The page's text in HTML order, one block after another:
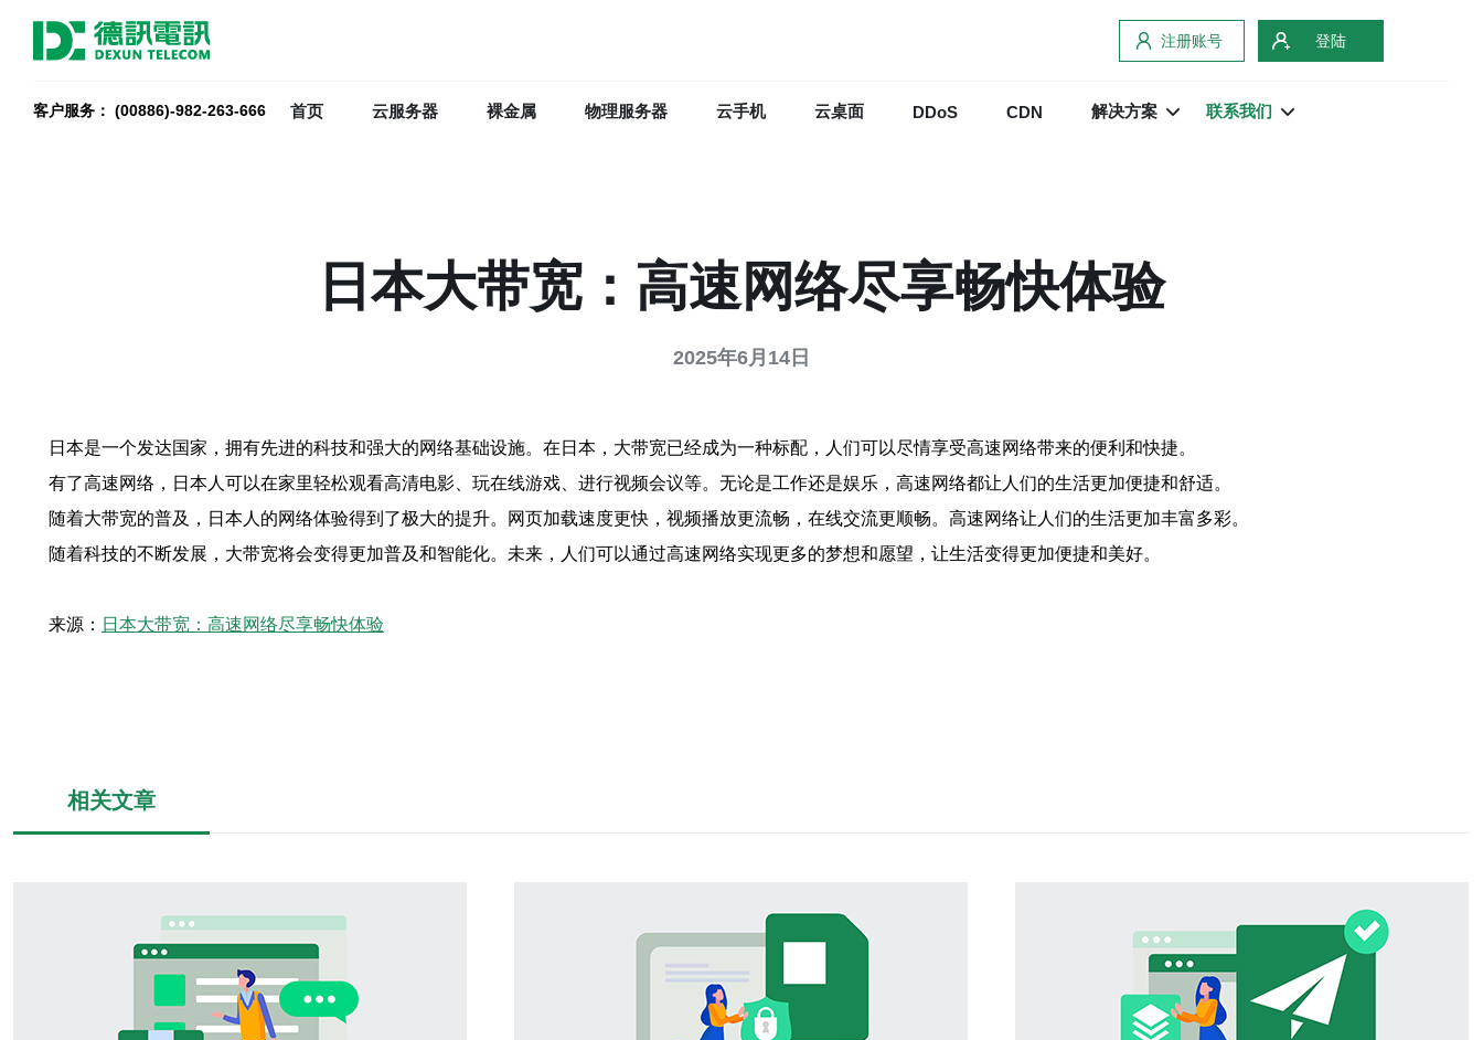
注册账号 登陆
客户服务： (00886)-982-263-666 首页 云服务器 裸金属 物理服务器 云手机 云桌面 DDoS CDN 解决方案 联系我们
日本大带宽：高速网络尽享畅快体验
2025年6月14日
日本是一个发达国家，拥有先进的科技和强大的网络基础设施。在日本，大带宽已经成为一种标配，人们可以尽情享受高速网络带来的便利和快捷。
有了高速网络，日本人可以在家里轻松观看高清电影、玩在线游戏、进行视频会议等。无论是工作还是娱乐，高速网络都让人们的生活更加便捷和舒适。
随着大带宽的普及，日本人的网络体验得到了极大的提升。网页加载速度更快，视频播放更流畅，在线交流更顺畅。高速网络让人们的生活更加丰富多彩。
随着科技的不断发展，大带宽将会变得更加普及和智能化。未来，人们可以通过高速网络实现更多的梦想和愿望，让生活变得更加便捷和美好。
来源： 日本大带宽：高速网络尽享畅快体验
相关文章